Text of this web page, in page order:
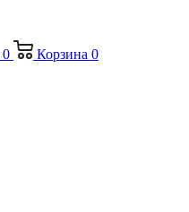
0 Корзина 0